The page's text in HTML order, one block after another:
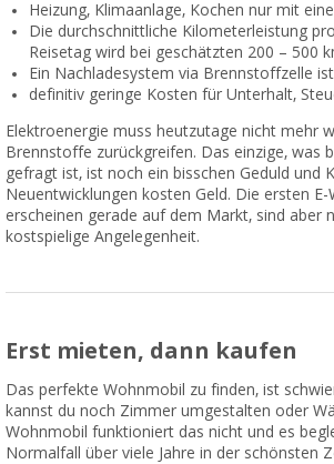
Heizung, Klimaanlage, Kochen nur mit
Die durchschnittliche Kilometerleistung
Reisetag wird bei geschätzten 200 – 500
Ein Nachladesystem via Brennstoffzelle
definitiv geringe Kosten für Unterhalt,
Elektroenergie muss heutzutage nicht mehr
Brennstoffe zurückgreifen. Das einzige, was
gefragt ist, ist noch ein bisschen Geduld und
Neuentwicklungen kosten Geld. Die ersten
erscheinen gerade auf dem Markt, sind aber
kostspielige Angelegenheit.
Erst mieten, dann kaufen
Das perfekte Wohnmobil zu finden, ist
kannst du noch Zimmer umgestalten oder
Wohnmobil funktioniert das nicht und es
Normalfall über viele Jahre in der schönsten